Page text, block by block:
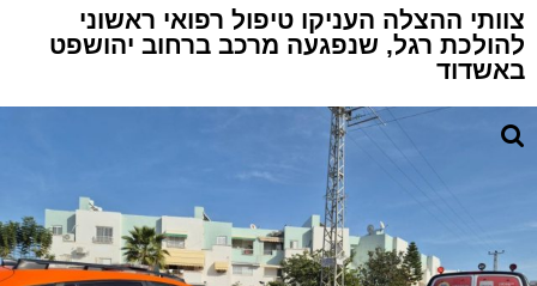
צוותי ההצלה העניקו טיפול רפואי ראשוני
להולכת רגל, שנפגעה מרכב ברחוב יהושפט
באשדוד